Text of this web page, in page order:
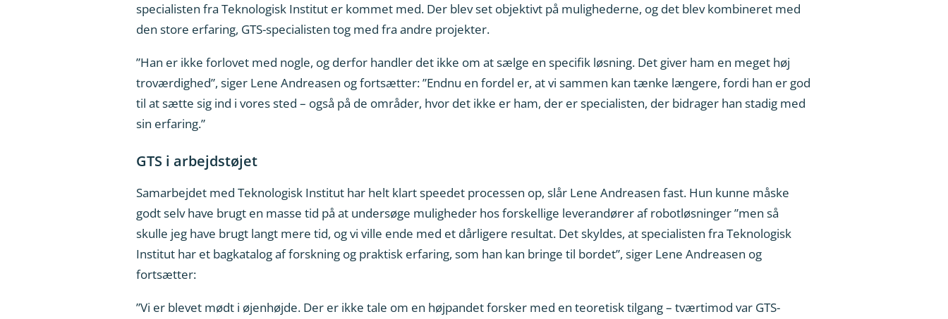
specialisten fra Teknologisk Institut er kommet med. Der blev set objektivt på mulighederne, og det blev kombineret med
den store erfaring, GTS-specialisten tog med fra andre projekter.
”Han er ikke forlovet med nogle, og derfor handler det ikke om at sælge en specifik løsning. Det giver ham en meget høj
troværdighed”, siger Lene Andreasen og fortsætter: ”Endnu en fordel er, at vi sammen kan tænke længere, fordi han er god
til at sætte sig ind i vores sted – også på de områder, hvor det ikke er ham, der er specialisten, der bidrager han stadig med
sin erfaring.”
GTS i arbejdstøjet
Samarbejdet med Teknologisk Institut har helt klart speedet processen op, slår Lene Andreasen fast. Hun kunne måske
godt selv have brugt en masse tid på at undersøge muligheder hos forskellige leverandører af robotløsninger ”men så
skulle jeg have brugt langt mere tid, og vi ville ende med et dårligere resultat. Det skyldes, at specialisten fra Teknologisk
Institut har et bagkatalog af forskning og praktisk erfaring, som han kan bringe til bordet”, siger Lene Andreasen og
fortsætter:
”Vi er blevet mødt i øjenhøjde. Der er ikke tale om en højpandet forsker med en teoretisk tilgang – tværtimod var GTS-